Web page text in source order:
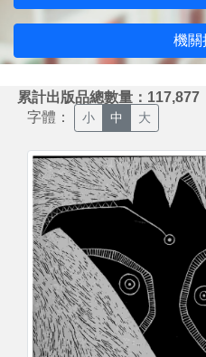
機關
累計出版品總數量：117,877
字體： 小 中 大